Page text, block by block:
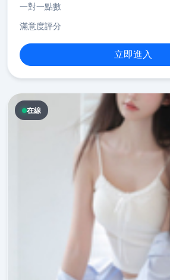
一對一點數
滿意度評分
立即進入
在線